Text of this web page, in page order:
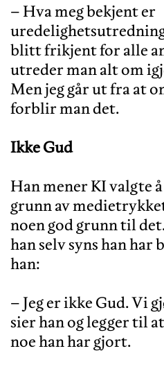
– Hva meg bekjent er
blitt frikjent for alle
utreder man alt om
Men jeg går ut fra at
forblir man det.
Ikke Gud
Han mener KI valgte
grunn av
noen god grunn til
han selv syns han har
han:
– Jeg er ikke Gud. Vi
sier han og legger til
noe han har gjort.